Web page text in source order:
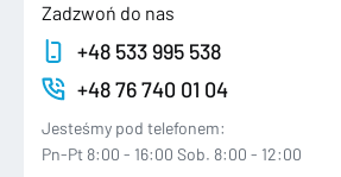
Zadzwoń do nas
+48 533 995 538
+48 76 740 01 04
Jesteśmy pod telefonem:
Pn-Pt 8:00 - 16:00 Sob. 8:00 - 12:00